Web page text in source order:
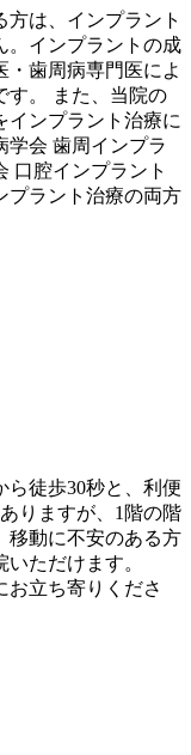
方は、インプラント
。インプラントの成
・歯周病専門医によ
す。 また、当院の
インプラント治療に
学会 歯周インプラ
口腔インプラント
プラント治療の両方
ら徒歩30秒と、利便
りますが、1階の階
移動に不安のある方
ただけます。
お立ち寄りくださ